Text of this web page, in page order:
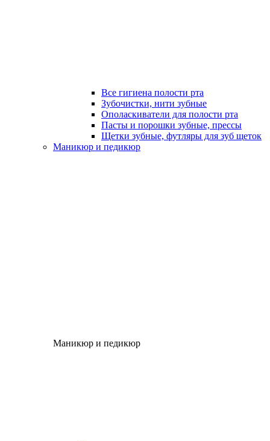
Все гигиена полости рта
Зубочистки, нити зубные
Ополаскиватели для полости рта
Пасты и порошки зубные, прессы
Щетки зубные, футляры для зуб щеток
Маникюр и педикюр
Маникюр и педикюр